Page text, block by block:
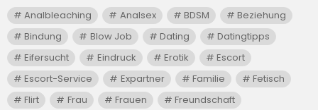
Analbleaching Analsex BDSM
Beziehung
Bindung
Blow Job Dating
Datingtipps
Eifersucht
Eindruck Erotik
Escort
Escort-Service
Expartner Familie
Fetisch
Flirt
Frau Frauen Freundschaft